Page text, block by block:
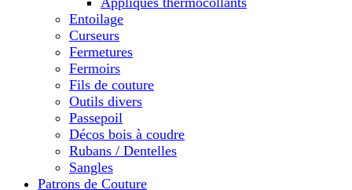
Entoilage
Curseurs
Fermetures
Fermoirs
Fils de couture
Outils divers
Passepoil
Décos bois à coudre
Rubans / Dentelles
Sangles
Patrons de Couture